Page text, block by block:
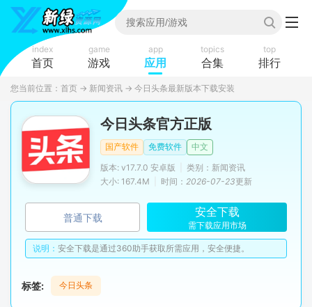
index
首页
game
游戏
app
应用
topics
合集
top
排行
您当前位置： 首页 → 新闻资讯 → 今日头条最新版本下载安装
今日头条官方正版
国产软件 免费软件
中文
版本: v17.7.0 安卓版
类别：新闻资讯
大小: 167.4M
时间： 2026-07-23更新
普通下载 安全下载
需下载应用市场
说明： 安全下载是通过360助手获取所需应用，安全便捷。
标签: 今日头条